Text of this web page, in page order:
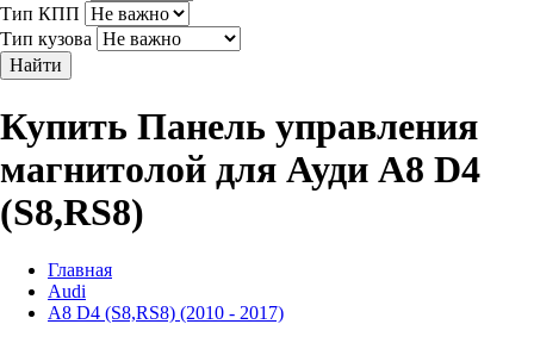
Тип КПП
Тип кузова
Найти
Купить Панель управления
магнитолой для Ауди A8 D4
(S8,RS8)
Главная
Audi
A8 D4 (S8,RS8) (2010 - 2017)